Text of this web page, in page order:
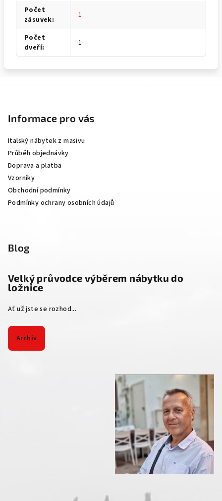
Počet
zásuvek: 1
Počet
dveří: 1
Informace pro vás
Italský nábytek z masivu
Průběh objednávky
Doprava a platba
Vzorníky
Obchodní podmínky
Podmínky ochrany osobních údajů
Blog
Velký průvodce výběrem nábytku do
ložnice
Ať už jste se rozhod...
Archiv